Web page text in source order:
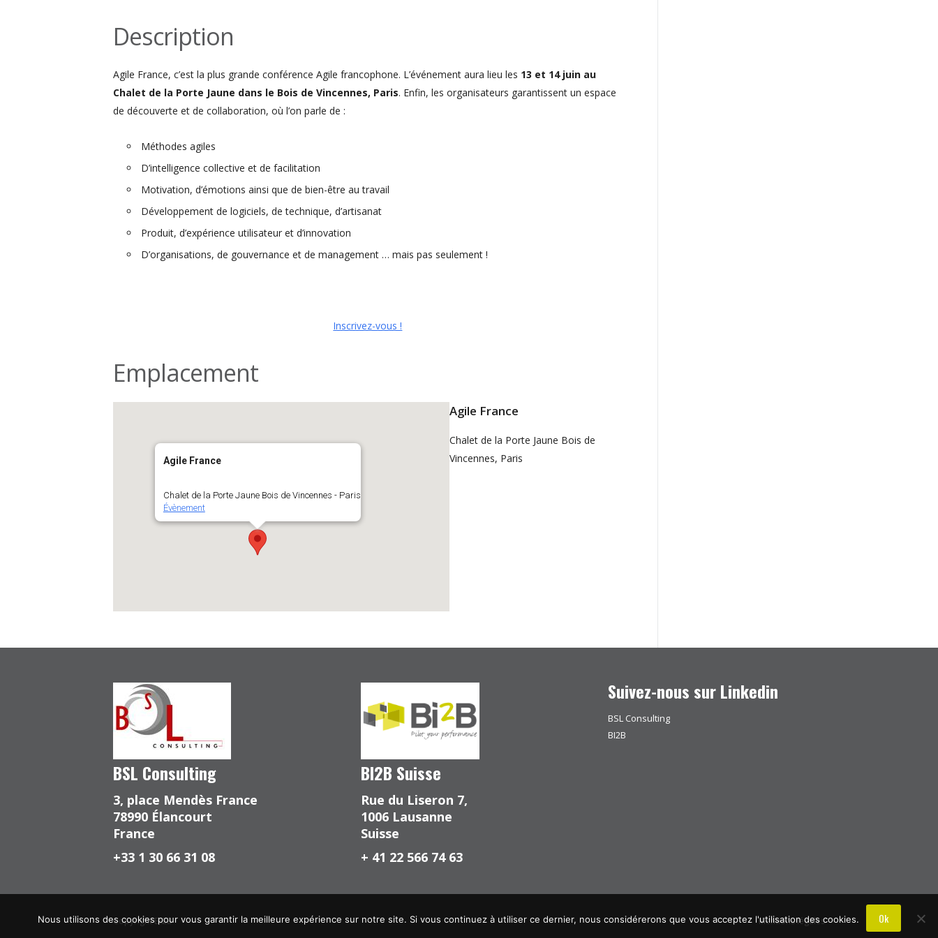
Description
Agile France, c’est la plus grande conférence Agile francophone. L’événement aura lieu les 13 et 14 juin au
Chalet de la Porte Jaune dans le Bois de Vincennes, Paris. Enfin, les organisateurs garantissent un espace
de découverte et de collaboration, où l’on parle de :
Méthodes agiles
D’intelligence collective et de facilitation
Motivation, d’émotions ainsi que de bien-être au travail
Développement de logiciels, de technique, d’artisanat
Produit, d’expérience utilisateur et d’innovation
D’organisations, de gouvernance et de management … mais pas seulement !
Inscrivez-vous !
Emplacement
Agile France
Chalet de la Porte Jaune Bois de Vincennes - Paris
Évènement
Agile France
Chalet de la Porte Jaune Bois de
Vincennes, Paris
BSL Consulting
3, place Mendès France
78990 Élancourt
France
+33 1 30 66 31 08
BI2B Suisse
Rue du Liseron 7,
1006 Lausanne
Suisse
+ 41 22 566 74 63
Suivez-nous sur Linkedin
BSL Consulting
BI2B
Copyright BI2B Mentions légales
Nous utilisons des cookies pour vous garantir la meilleure expérience sur notre site. Si vous continuez à utiliser ce dernier, nous considérerons que vous acceptez l'utilisation des cookies. Ok